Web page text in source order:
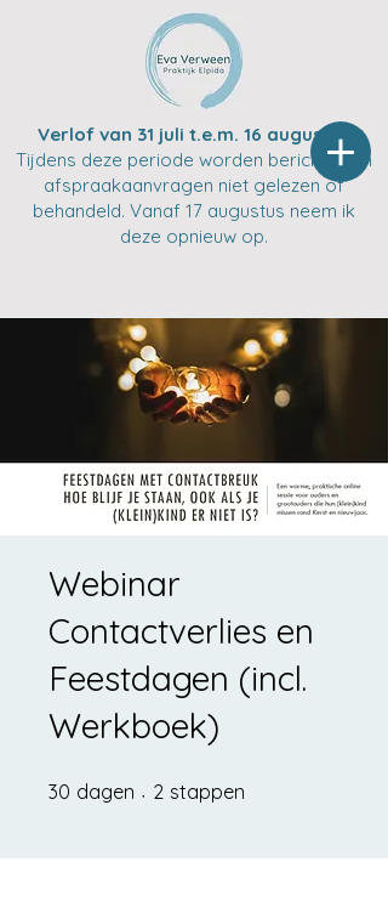
Verlof van 31 juli t.e.m. 16 augustus
Tijdens deze periode worden berichten en
afspraakaanvragen niet gelezen of
behandeld. Vanaf 17 augustus neem ik
deze opnieuw op.
Webinar
Contactverlies en
Feestdagen (incl.
Werkboek)
30 dagen 30 dagen
2 stappen